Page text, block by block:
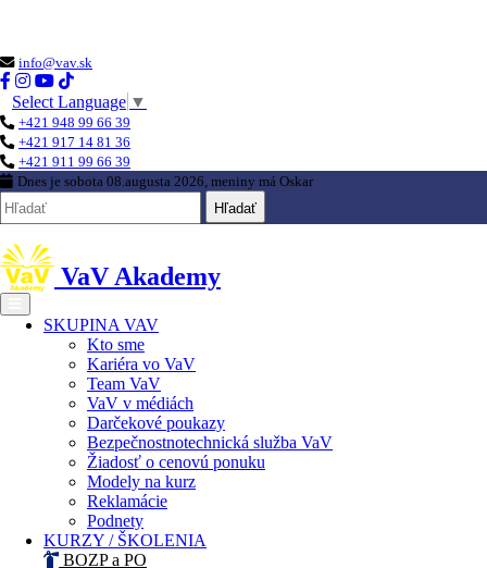
info@vav.sk
Select Language ▼
+421 948 99 66 39
+421 917 14 81 36
+421 911 99 66 39
Dnes je sobota 08.augusta 2026, meniny má Oskar
Hľadať
VaV Akademy
SKUPINA VAV
Kto sme
Kariéra vo VaV
Team VaV
VaV v médiách
Darčekové poukazy
Bezpečnostnotechnická služba VaV
Žiadosť o cenovú ponuku
Modely na kurz
Reklamácie
Podnety
KURZY / ŠKOLENIA
BOZP a PO